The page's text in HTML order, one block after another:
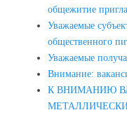
общежитие
Уважаемые
общественного
Уважаемые
Внимание:
К ВНИМАНИЮ